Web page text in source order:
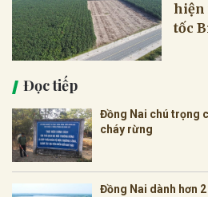
hiện
tốc
Đọc tiếp
Đồng Nai chú trọng
cháy rừng
Đồng Nai dành hơn